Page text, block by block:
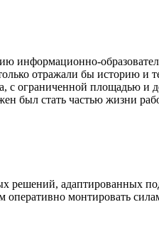
отражали бы историю
ограниченной площадью и
был стать частью жизни
решений, адаптированных
монтировать